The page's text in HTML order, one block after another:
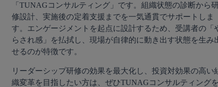
「TUNAGコンサルティング」です。組織状態の診断から
修設計、実施後の定着支援までを一気通貫でサポートしま
す。エンゲージメントを起点に設計するため、受講者の「
らされ感」を払拭し、現場が自律的に動き出す状態を生み
せるのが特徴です。
リーダーシップ研修の効果を最大化し、投資対効果の高い
織変革を目指したい方は、ぜひTUNAGコンサルティング